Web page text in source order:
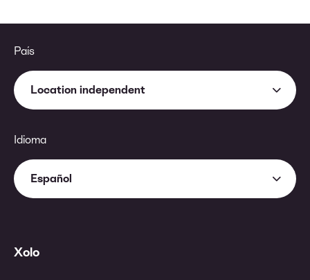
País
Location independent
Idioma
Español
Xolo